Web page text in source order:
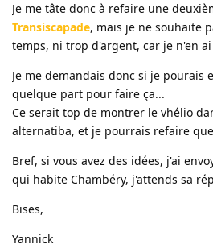
Je me tâte donc à refaire une
Transiscapade, mais je ne souhaite
temps, ni trop d'argent, car je n'en
Je me demandais donc si je pourais
quelque part pour faire ça...
Ce serait top de montrer le vhélio
alternatiba, et je pourrais refaire
Bref, si vous avez des idées, j'ai
qui habite Chambéry, j'attends sa
Bises,
Yannick